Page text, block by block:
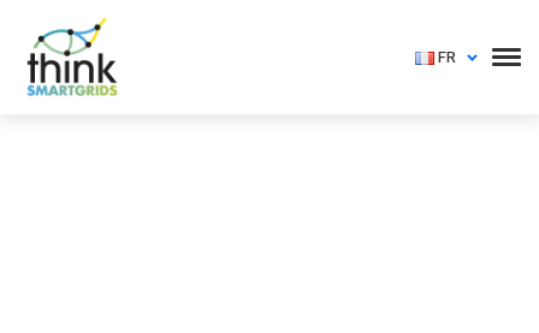
FR
Vous devez vous identifier pour voir cet événement